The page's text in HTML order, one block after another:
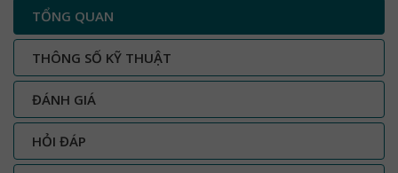
TỔNG QUAN
THÔNG SỐ KỸ THUẬT
ĐÁNH GIÁ
HỎI ĐÁP